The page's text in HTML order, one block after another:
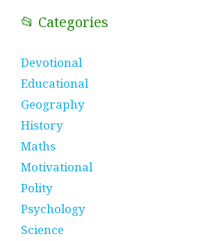
📂 Categories
Devotional
Educational
Geography
History
Maths
Motivational
Polity
Psychology
Science